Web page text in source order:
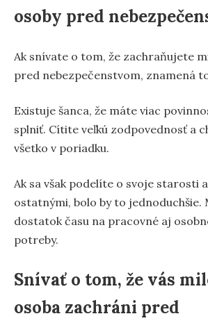
osoby pred
Ak snívate o tom, že zachraňujete
pred nebezpečenstvom, znamená
Existuje šanca, že máte viac
splniť. Cítite veľkú zodpovednosť a
všetko v poriadku.
Ak sa však podelíte o svoje starosti
ostatnými, bolo by to jednoduchšie.
dostatok času na pracovné aj
potreby.
Snívať o tom, že vás
osoba zachráni pred